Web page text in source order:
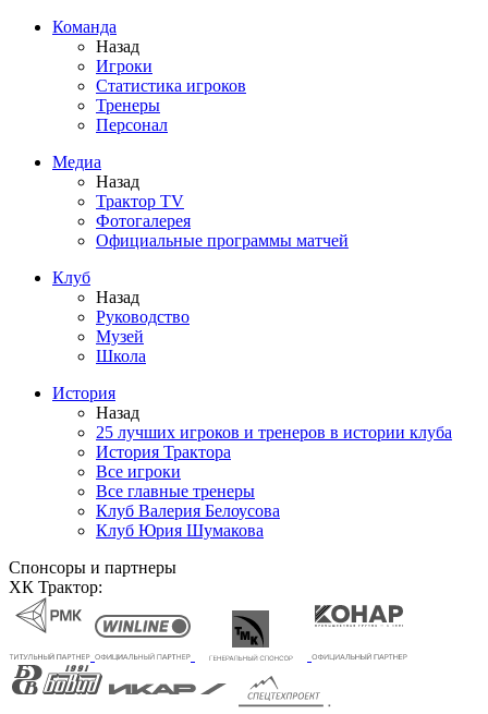
Команда
Назад
Игроки
Статистика игроков
Тренеры
Персонал
Медиа
Назад
Трактор TV
Фотогалерея
Официальные программы матчей
Клуб
Назад
Руководство
Музей
Школа
История
Назад
25 лучших игроков и тренеров в истории клуба
История Трактора
Все игроки
Все главные тренеры
Клуб Валерия Белоусова
Клуб Юрия Шумакова
Спонсоры и партнеры
ХК Трактор: